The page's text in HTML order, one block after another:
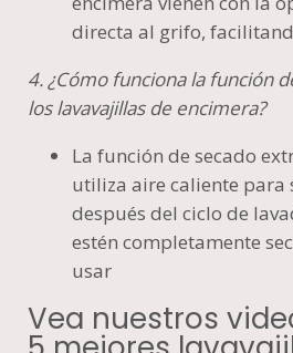
directa al grifo,
4. ¿Cómo funciona la función
los lavavajillas de encimera?
La función de secado
utiliza aire caliente para
después del ciclo de
estén completamente
usar
Vea nuestros